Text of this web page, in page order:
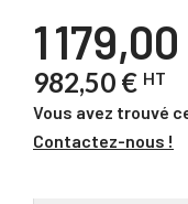
1
982,50 € HT
Vous avez trouvé
Contactez-nous !